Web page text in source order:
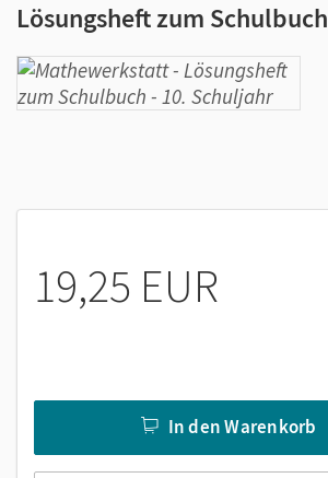
Lösungsheft zum Schulbuch
19,25 EUR
In den Warenkorb